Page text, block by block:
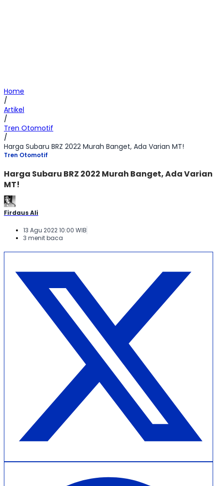
Home
/
Artikel
/
Tren Otomotif
/
Harga Subaru BRZ 2022 Murah Banget, Ada Varian MT!
Tren Otomotif
Harga Subaru BRZ 2022 Murah Banget, Ada Varian
MT!
Firdaus Ali
13 Agu 2022 10:00 WIB
3 menit baca